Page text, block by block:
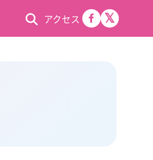
アクセス